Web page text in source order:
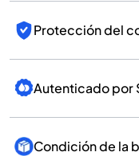
Protección del
Autenticado por
Condición de la